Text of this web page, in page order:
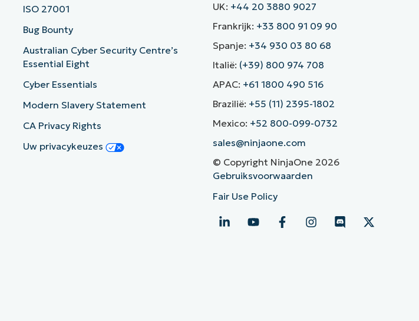
ISO 27001
Bug Bounty
Australian Cyber Security Centre’s
Essential Eight
Cyber Essentials
Modern Slavery Statement
CA Privacy Rights
Uw privacykeuzes
UK: +44 20 3880 9027
Frankrijk: +33 800 91 09 90
Spanje: +34 930 03 80 68
Italië: (+39) 800 974 708
APAC: +61 1800 490 516
Brazilië: +55 (11) 2395-1802
Mexico: +52 800-099-0732
sales@ninjaone.com
© Copyright NinjaOne 2026
Gebruiksvoorwaarden
Fair Use Policy